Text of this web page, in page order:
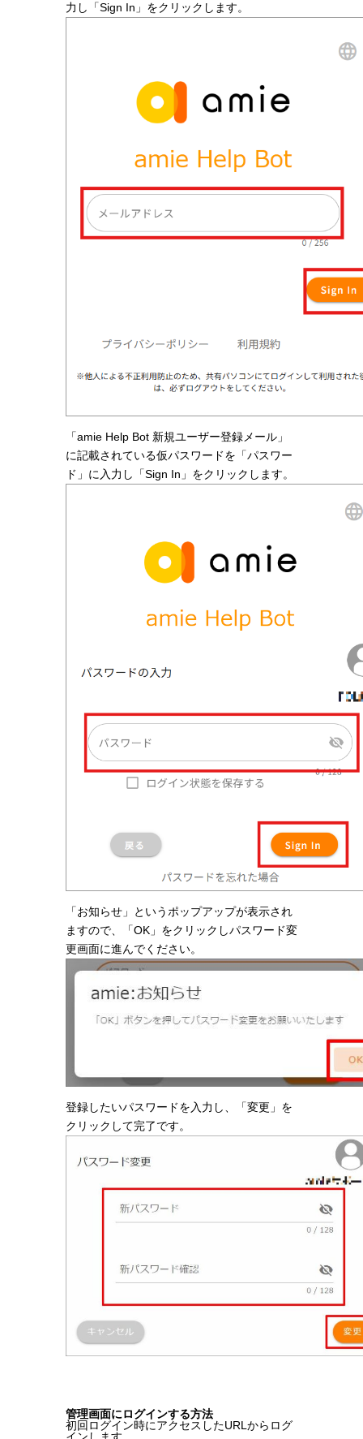
力し「Sign In」をクリックします。
「amie Help Bot 新規ユーザー登録メール」
に記載されている仮パスワードを「パスワー
ド」に入力し「Sign In」をクリックします。
「お知らせ」というポップアップが表示され
ますので、「OK」をクリックしパスワード変
更画面に進んでください。
登録したいパスワードを入力し、「変更」を
クリックして完了です。
管理画面にログインする方法
初回ログイン時にアクセスしたURLからログ